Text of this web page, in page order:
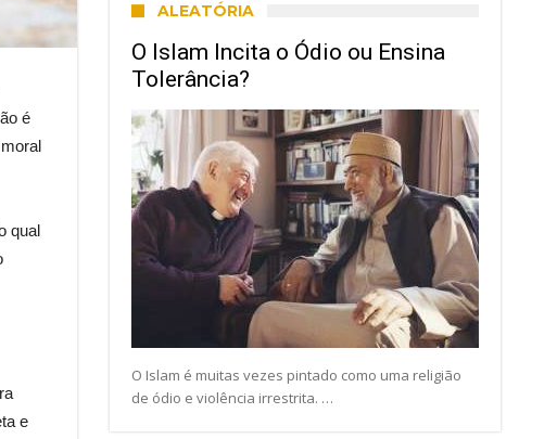
é
qual
e
ALEATÓRIA
O Islam Incita o Ódio ou Ensina
Tolerância?
O Islam é muitas vezes pintado como uma religião
de ódio e violência irrestrita. …